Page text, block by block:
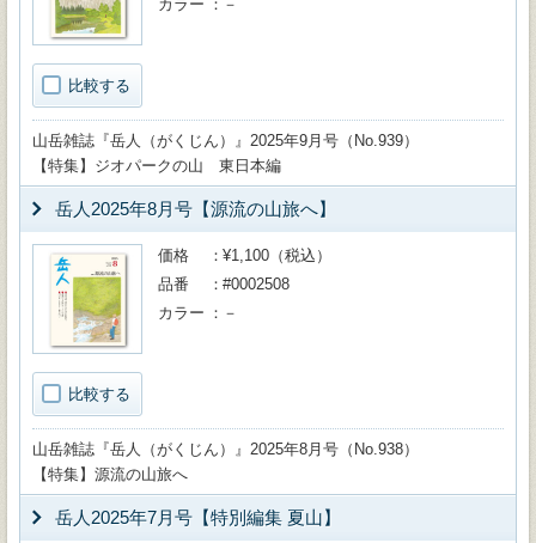
比較する
カラー
－
山岳雑誌『岳人（がくじん）』2025年9月号（No.939）
【特集】ジオパークの山 東日本編
岳人2025年8月号【源流の山旅へ】
比較する
価格
¥1,100（税込）
品番
#0002508
カラー
－
山岳雑誌『岳人（がくじん）』2025年8月号（No.938）
【特集】源流の山旅へ
岳人2025年7月号【特別編集 夏山】